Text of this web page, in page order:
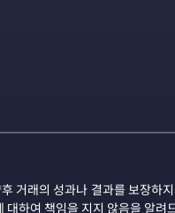
거래의 성과나 결과를 보장
대하여 책임을 지지 않음을 알려